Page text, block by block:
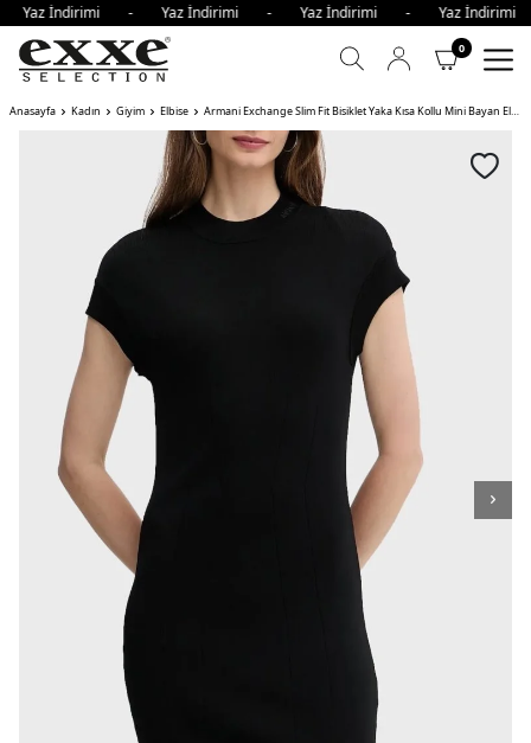
İndirimi - Yaz İndirimi - Yaz İndirimi - Yaz
0
Anasayfa Kadın Giyim Elbise Armani Exchange Slim Fit Bisiklet Yaka Kısa Kollu Mini Bayan Elbise